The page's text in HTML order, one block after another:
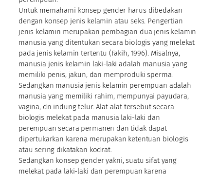
Untuk memahami konsep gender harus dibedakan
dengan konsep jenis kelamin atau seks. Pengertian
jenis kelamin merupakan pembagian dua jenis kelamin
manusia yang ditentukan secara biologis yang melekat
pada jenis kelamin tertentu (Fakih, 1996). Misalnya,
manusia jenis kelamin laki-laki adalah manusia yang
memiliki penis, jakun, dan memproduki sperma.
Sedangkan manusia jenis kelamin perempuan adalah
manusia yang memiliki rahim, mempunyai payudara,
vagina, dn indung telur. Alat-alat tersebut secara
biologis melekat pada manusia laki-laki dan
perempuan secara permanen dan tidak dapat
dipertukarkan karena merupakan ketentuan biologis
atau sering dikatakan kodrat.
Sedangkan konsep gender yakni, suatu sifat yang
melekat pada laki-laki dan perempuan karena